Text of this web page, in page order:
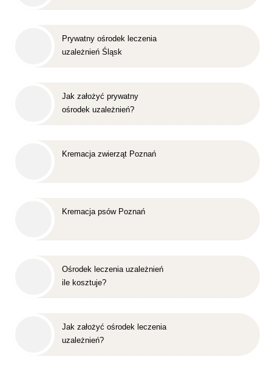
Prywatny ośrodek leczenia
uzależnień Śląsk
Jak założyć prywatny
ośrodek uzależnień?
Kremacja zwierząt Poznań
Kremacja psów Poznań
Ośrodek leczenia uzależnień
ile kosztuje?
Jak założyć ośrodek leczenia
uzależnień?